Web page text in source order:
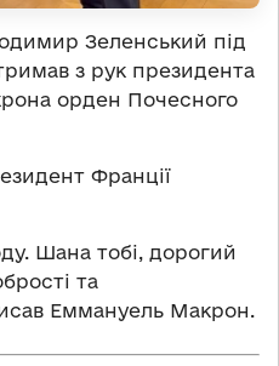
Зеленський під
з рук президента
орден Почесного
Франції
Шана тобі, дорогий
та
Еммануель Макрон.